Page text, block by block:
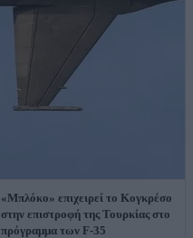
«Μπλόκο» επιχειρεί το Κογκρέσο
στην επιστροφή της Τουρκίας στο
πρόγραμμα των F-35